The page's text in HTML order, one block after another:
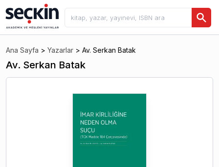
Ana Sayfa > Yazarlar > Av. Serkan Batak
Av. Serkan Batak